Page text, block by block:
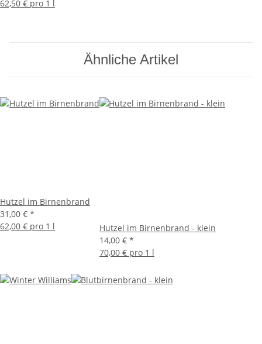
62,50 € pro 1 l
Ähnliche Artikel
Hutzel im Birnenbrand
31,00 € *
62,00 € pro 1 l
Hutzel im Birnenbrand - klein
14,00 € *
70,00 € pro 1 l